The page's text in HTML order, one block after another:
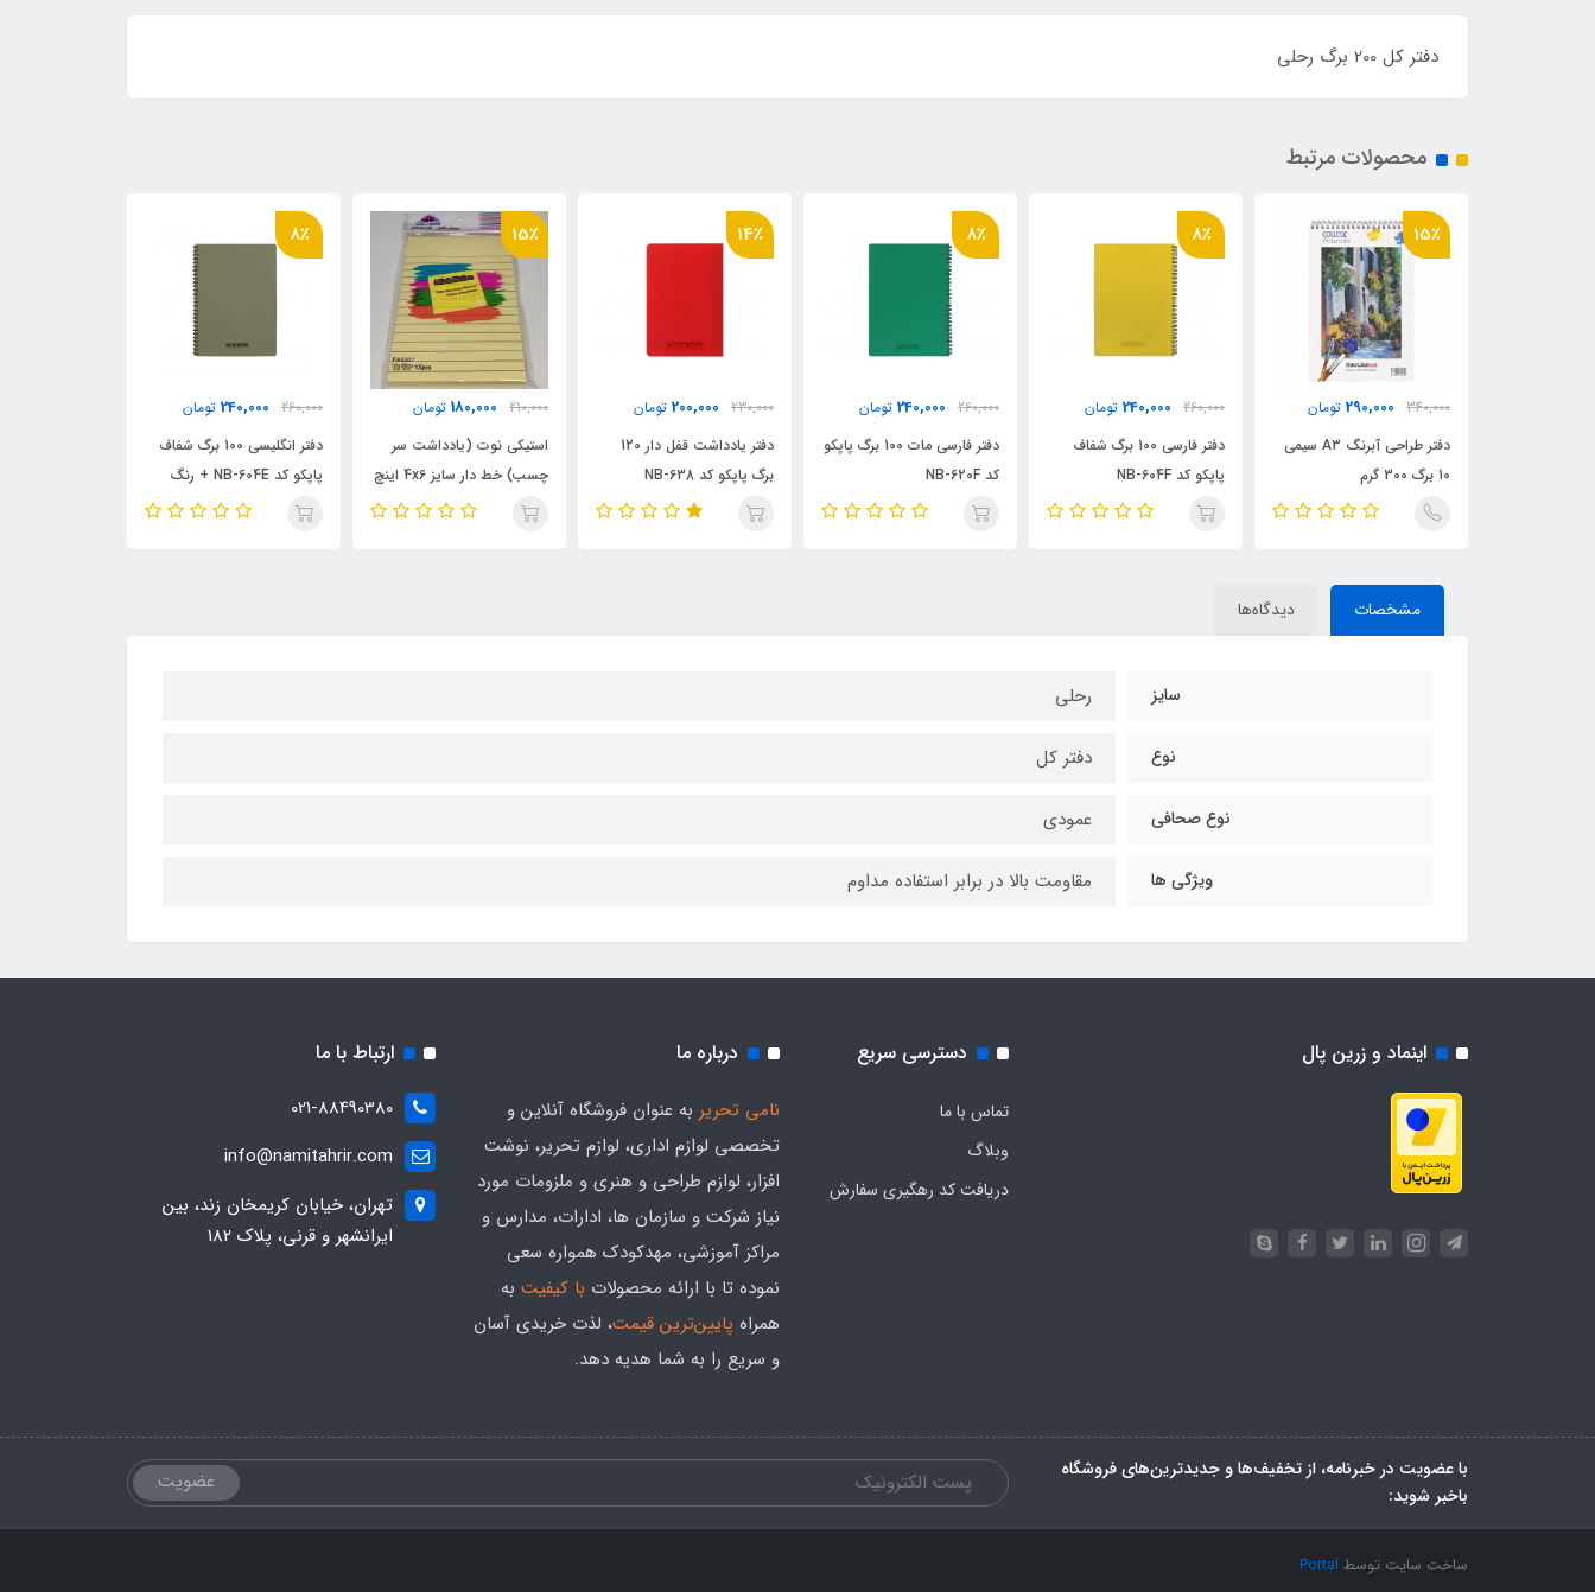
دفتر کل 200 برگ رحلی
محصولات مرتبط
15٪
340,000
290,000 تومان
دفتر طراحی آبرنگ A3 سیمی
10 برگ 300 گرم
8٪
260,000
240,000 تومان
دفتر فارسی 100 برگ شفاف
پاپکو کد NB-604F
8٪
260,000
240,000 تومان
دفتر فارسی مات 100 برگ پاپکو
کد NB-620F
14٪
230,000
200,000 تومان
دفتر یادداشت قفل دار 120
برگ پاپکو کد NB-638
15٪
210,000
180,000 تومان
استیکی نوت (یادداشت سر
چسب) خط دار سایز 4x6 اینچ
کد FA9207
8٪
260,000
240,000 تومان
دفتر انگلیسی 100 برگ شفاف
پاپکو کد NB-604E + رنگ
بندی
مشخصات دیدگاه‌ها
سایز رحلی
نوع دفتر کل
نوع صحافی عمودی
ویژگی ها مقاومت بالا در برابر استفاده مداوم
اینماد و زرین پال دسترسی سریع
تماس با ما
وبلاگ
دریافت کد رهگیری سفارش
درباره ما
نامی تحریر به عنوان فروشگاه آنلاین و
تخصصی لوازم اداری، لوازم تحریر، نوشت
افزار، لوازم طراحی و هنری و ملزومات مورد
نیاز شرکت و سازمان ها، ادارات، مدارس و
مراکز آموزشی، مهدکودک همواره سعی
نموده تا با ارائه محصولات با کیفیتبه
همراه پایین‌ترین قیمت، لذت خریدی آسان
و سریع را به شما هدیه‌ دهد.
ارتباط با ما
021-88490380
info@namitahrir.com
تهران، خیابان کریمخان زند، بین
ایرانشهر و قرنی، پلاک 182
با عضویت در خبرنامه، از تخفیف‌ها و جدیدترین‌های فروشگاه
باخبر شوید:
عضویت
ساخت سایت توسط Portal